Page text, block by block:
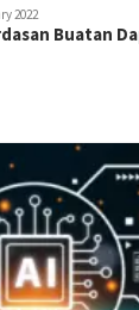
2022
Buatan